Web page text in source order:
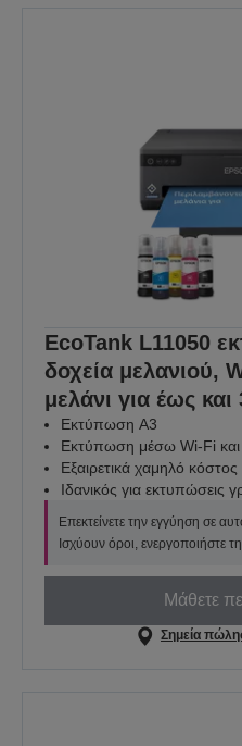
EcoTank L11050
δοχεία μελανιού,
μελάνι για έως και
Εκτύπωση A3
Εκτύπωση μέσω Wi-Fi
Εξαιρετικά χαμηλό
Ιδανικός για εκτυπώσεις
Επεκτείνετε την εγγύηση σε
Ισχύουν όροι, ενεργοποιήστε
Μάθετε
Σημεία